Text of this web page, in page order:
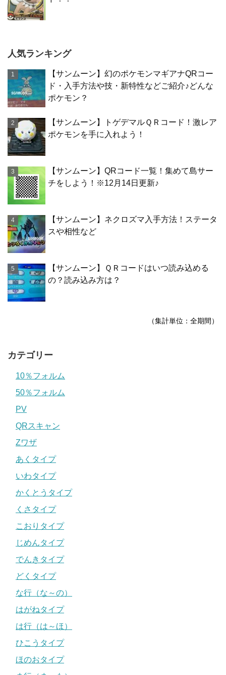
人気ランキング
【サンムーン】幻のポケモンマギアナQRコー
ド・入手方法や技・新特性などご紹介♪どんな
ポケモン？
【サンムーン】トゲデマルＱＲコード！激レア
ポケモンを手に入れよう！
【サンムーン】QRコード一覧！集めて島サー
チをしよう！※12月14日更新♪
【サンムーン】ネクロズマ入手方法！ステータ
スや相性など
【サンムーン】ＱＲコードはいつ読み込める
の？読み込み方は？
（集計単位：全期間）
カテゴリー
10％フォルム
50％フォルム
PV
QRスキャン
Zワザ
あくタイプ
いわタイプ
かくとうタイプ
くさタイプ
こおりタイプ
じめんタイプ
でんきタイプ
どくタイプ
な行（な～の）
はがねタイプ
は行（は～ほ）
ひこうタイプ
ほのおタイプ